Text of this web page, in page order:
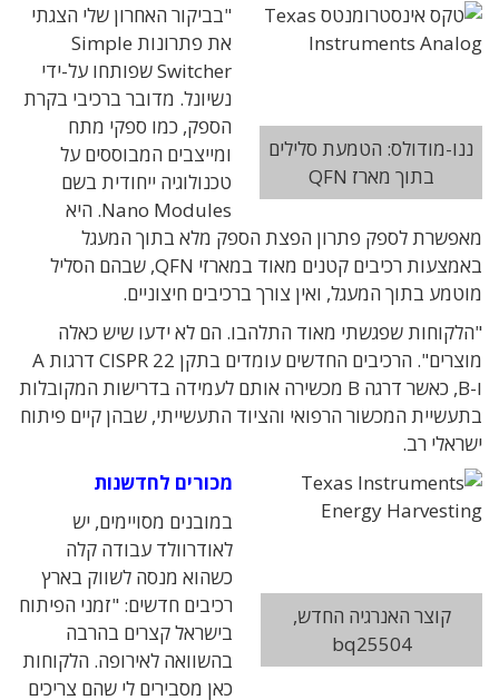
ננו-מודולס: הטמעת סלילים
בתוך מארז QFN
"בביקור האחרון שלי הצגתי
את פתרונות Simple
Switcher שפותחו על-ידי
נשיונל. מדובר ברכיבי בקרת
הספק, כמו ספקי מתח
ומייצבים המבוססים על
טכנולוגיה ייחודית בשם
Nano Modules. היא
מאפשרת לספק פתרון הפצת הספק מלא בתוך המעגל
באמצעות רכיבים קטנים מאוד במארזי QFN, שבהם הסליל
מוטמע בתוך המעגל, ואין צורך ברכיבים חיצוניים.
"הלקוחות שפגשתי מאוד התלהבו. הם לא ידעו שיש כאלה
מוצרים". הרכיבים החדשים עומדים בתקן CISPR 22 דרגות A
ו-B, כאשר דרגה B מכשירה אותם לעמידה בדרישות המקובלות
בתעשיית המכשור הרפואי והציוד התעשייתי, שבהן קיים פיתוח
ישראלי רב.
קוצר האנרגיה החדש,
bq25504
מכורים לחדשנות
במובנים מסויימים, יש
לאודרוולד עבודה קלה
כשהוא מנסה לשווק בארץ
רכיבים חדשים: "זמני הפיתוח
בישראל קצרים בהרבה
בהשוואה לאירופה. הלקוחות
כאן מסבירים לי שהם צריכים